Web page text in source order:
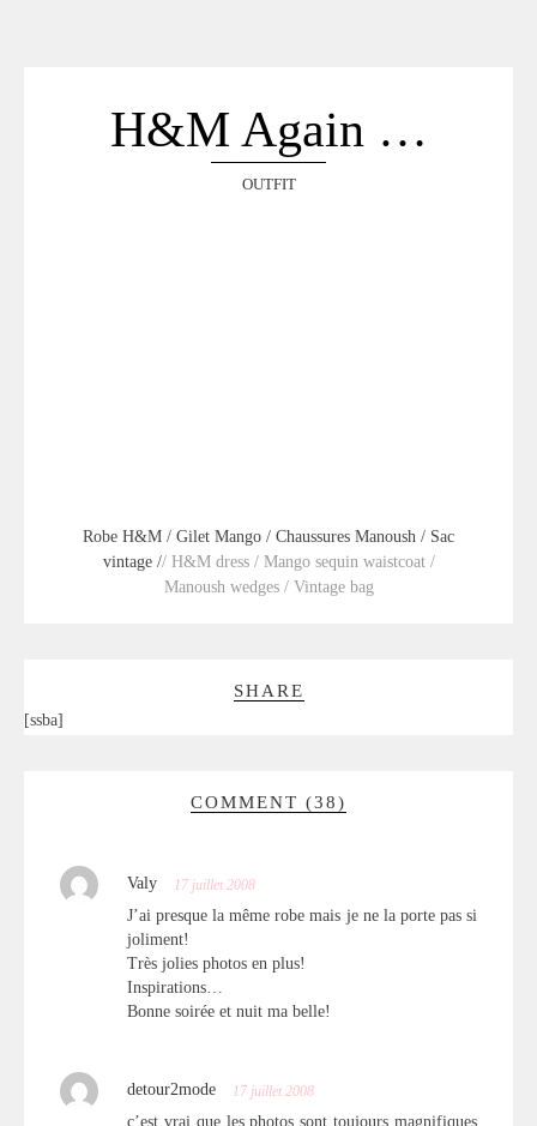
LOOKBOOK
RECHERCHE
ARCHIVES
H&M Again …
OUTFIT
Robe H&M / Gilet Mango / Chaussures Manoush / Sac
vintage // H&M dress / Mango sequin waistcoat /
Manoush wedges / Vintage bag
SHARE
[ssba]
COMMENT (38)
Valy 17 juillet 2008
J’ai presque la même robe mais je ne la porte pas si
joliment!
Très jolies photos en plus!
Inspirations…
Bonne soirée et nuit ma belle!
detour2mode 17 juillet 2008
c’est vrai que les photos sont toujours magnifiques